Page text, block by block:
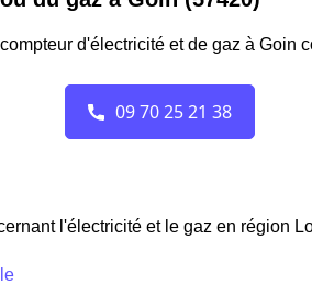
d'électricité et de gaz à Goin
l'électricité et le gaz en région